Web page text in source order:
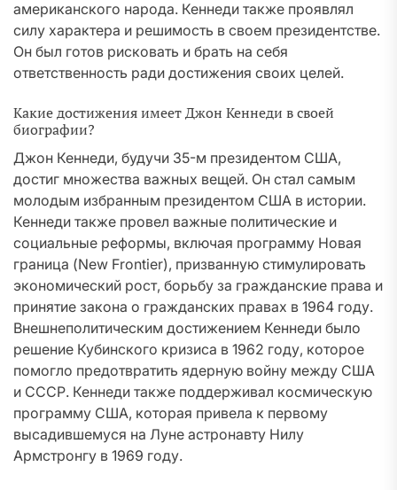
американского народа. Кеннеди также проявлял
силу характера и решимость в своем президентстве.
Он был готов рисковать и брать на себя
ответственность ради достижения своих целей.
Какие достижения имеет Джон Кеннеди в своей
биографии?
Джон Кеннеди, будучи 35-м президентом США,
достиг множества важных вещей. Он стал самым
молодым избранным президентом США в истории.
Кеннеди также провел важные политические и
социальные реформы, включая программу Новая
граница (New Frontier), призванную стимулировать
экономический рост, борьбу за гражданские права и
принятие закона о гражданских правах в 1964 году.
Внешнеполитическим достижением Кеннеди было
решение Кубинского кризиса в 1962 году, которое
помогло предотвратить ядерную войну между США
и СССР. Кеннеди также поддерживал космическую
программу США, которая привела к первому
высадившемуся на Луне астронавту Нилу
Армстронгу в 1969 году.